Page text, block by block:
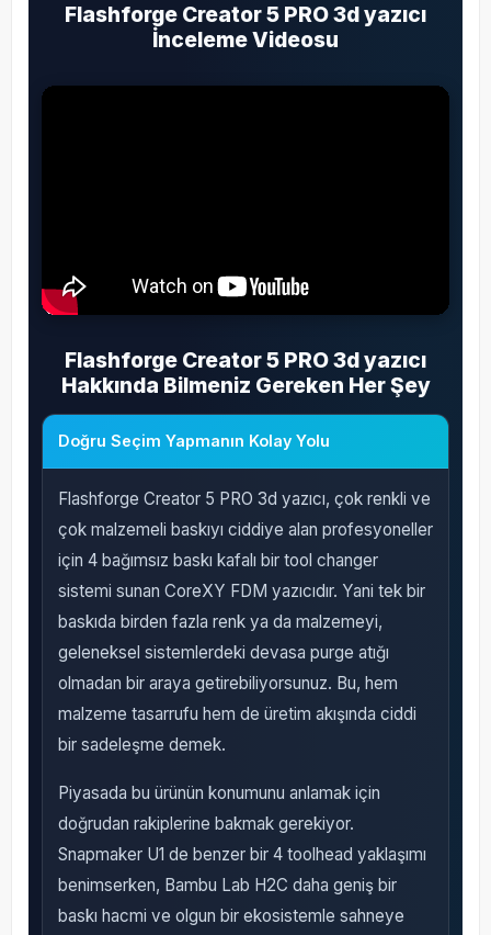
Flashforge Creator 5 PRO 3d yazıcı
İnceleme Videosu
Flashforge Creator 5 PRO 3d yazıcı
Hakkında Bilmeniz Gereken Her Şey
Doğru Seçim Yapmanın Kolay Yolu
Flashforge Creator 5 PRO 3d yazıcı, çok renkli ve
çok malzemeli baskıyı ciddiye alan profesyoneller
için 4 bağımsız baskı kafalı bir tool changer
sistemi sunan CoreXY FDM yazıcıdır. Yani tek bir
baskıda birden fazla renk ya da malzemeyi,
geleneksel sistemlerdeki devasa purge atığı
olmadan bir araya getirebiliyorsunuz. Bu, hem
malzeme tasarrufu hem de üretim akışında ciddi
bir sadeleşme demek.
Piyasada bu ürünün konumunu anlamak için
doğrudan rakiplerine bakmak gerekiyor.
Snapmaker U1 de benzer bir 4 toolhead yaklaşımı
benimserken, Bambu Lab H2C daha geniş bir
baskı hacmi ve olgun bir ekosistemle sahneye